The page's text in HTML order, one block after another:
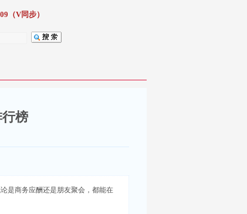
（V同步）
榜
是商务应酬还是朋友聚会，都能在